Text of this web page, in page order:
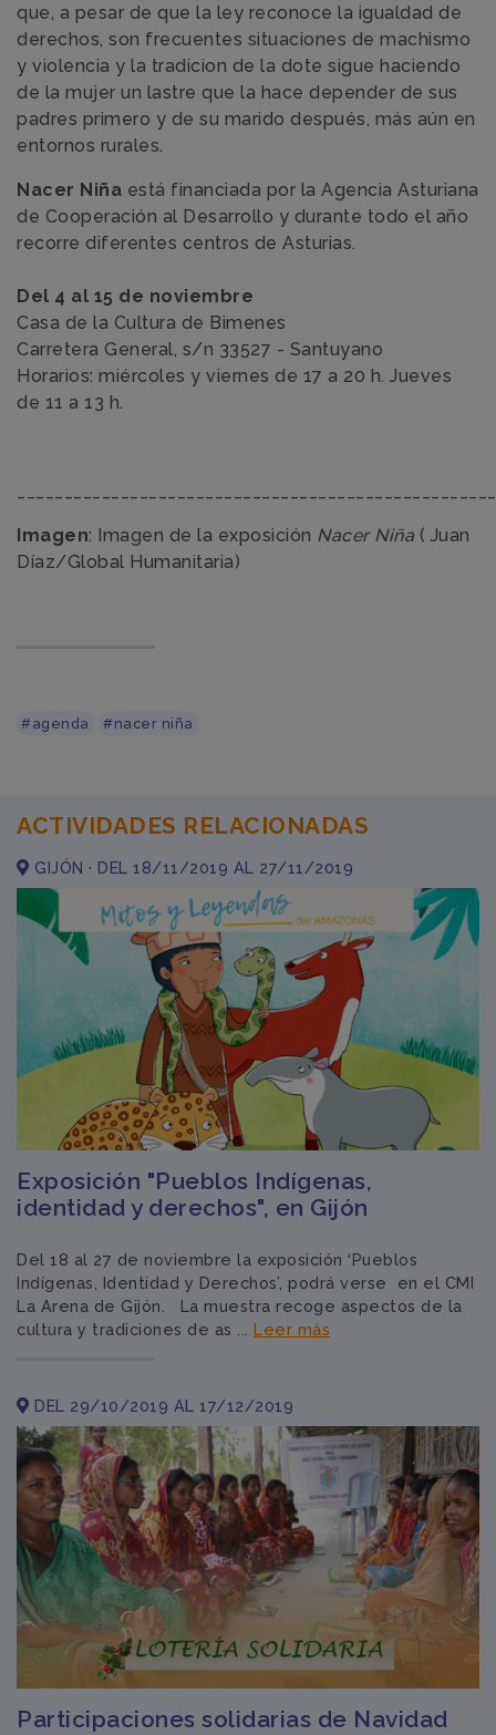
que, a pesar de que la ley reconoce la igualdad de
derechos, son frecuentes situaciones de machismo
y violencia y la tradicion de la dote sigue haciendo
de la mujer un lastre que la hace depender de sus
padres primero y de su marido después, más aún en
entornos rurales.
Nacer Niña está financiada por la Agencia Asturiana
de Cooperación al Desarrollo y durante todo el año
recorre diferentes centros de Asturias.
Del 4 al 15 de noviembre
Casa de la Cultura de Bimenes
Carretera General, s/n 33527 - Santuyano
Horarios: miércoles y viernes de 17 a 20 h. Jueves
de 11 a 13 h.
Imagen: Imagen de la exposición Nacer Niña ( Juan
Díaz/Global Humanitaria)
#agenda #nacer niña
ACTIVIDADES RELACIONADAS
GIJÓN · DEL 18/11/2019 AL 27/11/2019
Exposición "Pueblos Indígenas,
identidad y derechos", en Gijón
Del 18 al 27 de noviembre la exposición ‘Pueblos
Indígenas, Identidad y Derechos’, podrá verse en el CMI
La Arena de Gijón. La muestra recoge aspectos de la
cultura y tradiciones de as ... Leer más
DEL 29/10/2019 AL 17/12/2019
Participaciones solidarias de Navidad